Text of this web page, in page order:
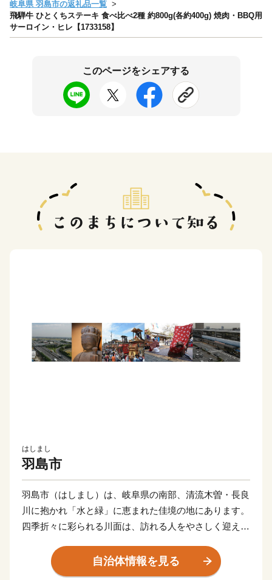
岐阜県 羽島市の返礼品一覧
飛騨牛 ひとくちステーキ 食べ比べ2種 約800g(各約400g) 焼肉・BBQ用
サーロイン・ヒレ【1733158】
このページをシェアする
はしまし
羽島市
羽島市（はしまし）は、岐阜県の南部、清流木曽・長良
川に抱かれ「水と緑」に恵まれた佳境の地にあります。
四季折々に彩られる川面は、訪れる人をやさしく迎えて
東海道新幹線岐阜羽島駅、名神高速道路岐阜羽島インタ
ーチェンジを併せ持つ「岐阜県の表玄関」羽島市は、こ
自治体情報を見る